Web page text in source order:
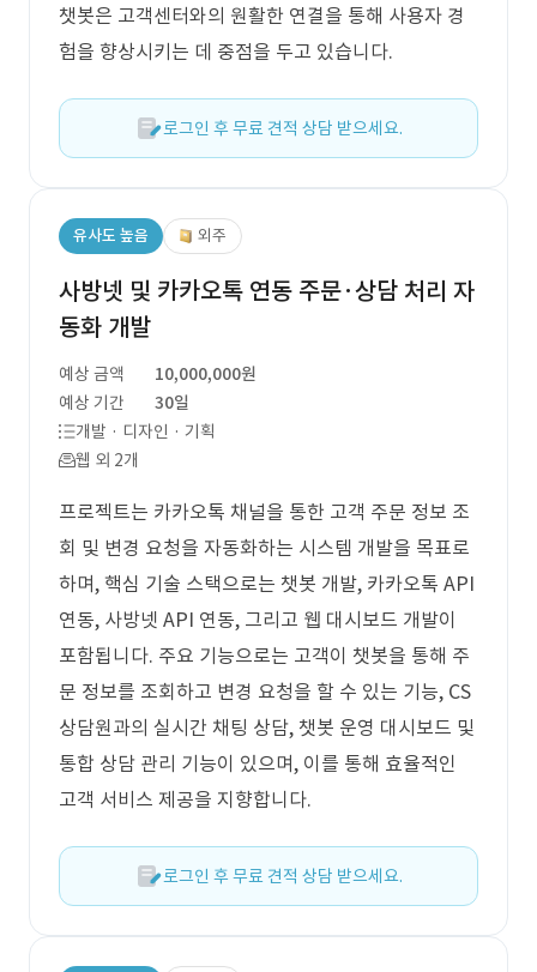
챗봇은 고객센터와의 원활한 연결을 통해 사용자 경
험을 향상시키는 데 중점을 두고 있습니다.
로그인 후 무료 견적 상담 받으세요.
유사도 높음 외주
사방넷 및 카카오톡 연동 주문·상담 처리 자
동화 개발
예상 금액
10,000,000원
예상 기간
30일
개발 · 디자인 · 기획
웹 외 2개
프로젝트는 카카오톡 채널을 통한 고객 주문 정보 조
회 및 변경 요청을 자동화하는 시스템 개발을 목표로
하며, 핵심 기술 스택으로는 챗봇 개발, 카카오톡 API
연동, 사방넷 API 연동, 그리고 웹 대시보드 개발이
포함됩니다. 주요 기능으로는 고객이 챗봇을 통해 주
문 정보를 조회하고 변경 요청을 할 수 있는 기능, CS
상담원과의 실시간 채팅 상담, 챗봇 운영 대시보드 및
통합 상담 관리 기능이 있으며, 이를 통해 효율적인
고객 서비스 제공을 지향합니다.
로그인 후 무료 견적 상담 받으세요.